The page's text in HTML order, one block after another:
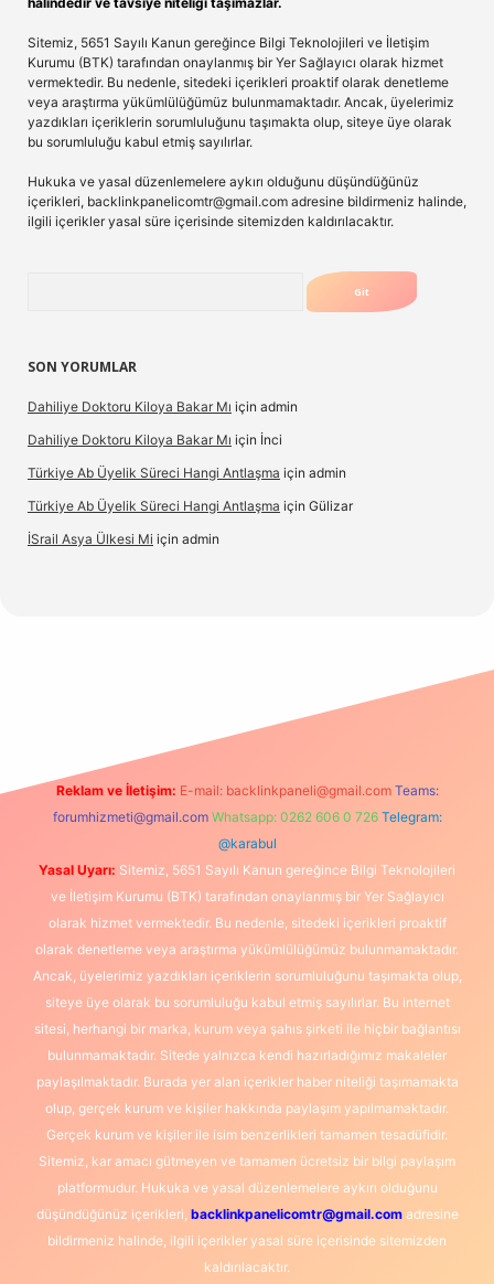
Sitemiz, 5651 Sayılı Kanun gereğince Bilgi Teknolojileri ve İletişim
Kurumu (BTK) tarafından onaylanmış bir Yer Sağlayıcı olarak hizmet
vermektedir. Bu nedenle, sitedeki içerikleri proaktif olarak denetleme
veya araştırma yükümlülüğümüz bulunmamaktadır. Ancak, üyelerimiz
yazdıkları içeriklerin sorumluluğunu taşımakta olup, siteye üye olarak
bu sorumluluğu kabul etmiş sayılırlar.
Hukuka ve yasal düzenlemelere aykırı olduğunu düşündüğünüz
içerikleri, backlinkpanelicomtr@gmail.com adresine bildirmeniz halinde,
ilgili içerikler yasal süre içerisinde sitemizden kaldırılacaktır.
SON YORUMLAR
Dahiliye Doktoru Kiloya Bakar Mı için admin
Dahiliye Doktoru Kiloya Bakar Mı için İnci
Türkiye Ab Üyelik Süreci Hangi Antlaşma için admin
Türkiye Ab Üyelik Süreci Hangi Antlaşma için Gülizar
İSrail Asya Ülkesi Mi için admin
Reklam ve İletişim: E-mail: backlinkpaneli@gmail.com Teams:
forumhizmeti@gmail.com Whatsapp: 0262 606 0 726 Telegram:
@karabul
Yasal Uyarı: Sitemiz, 5651 Sayılı Kanun gereğince Bilgi Teknolojileri
ve İletişim Kurumu (BTK) tarafından onaylanmış bir Yer Sağlayıcı
olarak hizmet vermektedir. Bu nedenle, sitedeki içerikleri proaktif
olarak denetleme veya araştırma yükümlülüğümüz bulunmamaktadır.
Ancak, üyelerimiz yazdıkları içeriklerin sorumluluğunu taşımakta olup,
siteye üye olarak bu sorumluluğu kabul etmiş sayılırlar. Bu internet
sitesi, herhangi bir marka, kurum veya şahıs şirketi ile hiçbir bağlantısı
bulunmamaktadır. Sitede yalnızca kendi hazırladığımız makaleler
paylaşılmaktadır. Burada yer alan içerikler haber niteliği taşımamakta
olup, gerçek kurum ve kişiler hakkında paylaşım yapılmamaktadır.
Gerçek kurum ve kişiler ile isim benzerlikleri tamamen tesadüfidir.
Sitemiz, kar amacı gütmeyen ve tamamen ücretsiz bir bilgi paylaşım
platformudur. Hukuka ve yasal düzenlemelere aykırı olduğunu
düşündüğünüz içerikleri, backlinkpanelicomtr@gmail.comadresine
bildirmeniz halinde, ilgili içerikler yasal süre içerisinde sitemizden
kaldırılacaktır.